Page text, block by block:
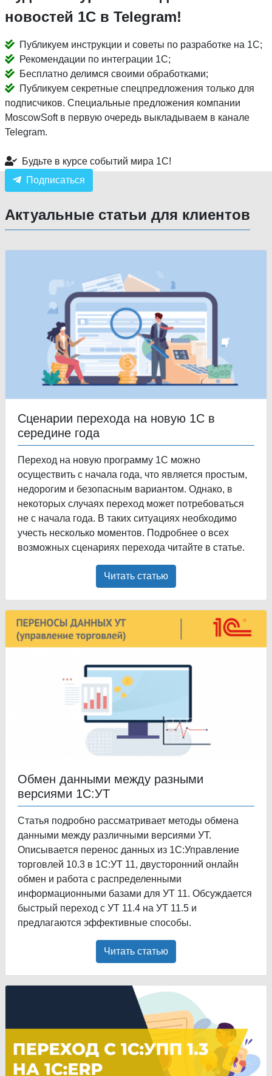
новостей 1С в Telegram!
Публикуем инструкции и советы по разработке на 1С;
Рекомендации по интеграции 1С;
Бесплатно делимся своими обработками;
Публикуем секретные спецпредложения только для
подписчиков. Специальные предложения компании
MoscowSoft в первую очередь выкладываем в канале
Telegram.
Будьте в курсе событий мира 1С!
Подписаться
Актуальные статьи для клиентов
Сценарии перехода на новую 1С в
середине года
Переход на новую программу 1С можно
осуществить с начала года, что является простым,
недорогим и безопасным вариантом. Однако, в
некоторых случаях переход может потребоваться
не с начала года. В таких ситуациях необходимо
учесть несколько моментов. Подробнее о всех
возможных сценариях перехода читайте в статье.
Читать статью
Обмен данными между разными
версиями 1С:УТ
Статья подробно рассматривает методы обмена
данными между различными версиями УТ.
Описывается перенос данных из 1С:Управление
торговлей 10.3 в 1С:УТ 11, двусторонний онлайн
обмен и работа с распределенными
информационными базами для УТ 11. Обсуждается
быстрый переход с УТ 11.4 на УТ 11.5 и
предлагаются эффективные способы.
Читать статью